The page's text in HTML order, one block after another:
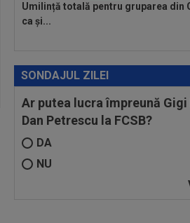
Umilință totală pentru gruparea din
ca și...
SONDAJUL ZILEI
Ar putea lucra împreună Gigi
Dan Petrescu la FCSB?
DA
NU